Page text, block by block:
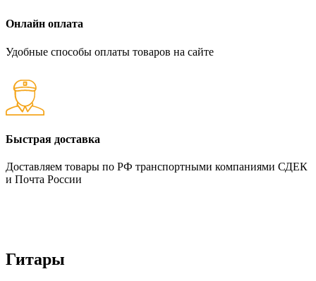
Онлайн оплата
Удобные способы оплаты товаров на сайте
Быстрая доставка
Доставляем товары по РФ транспортными компаниями СДЕК
и Почта России
Гитары